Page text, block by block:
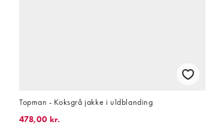
Topman - Koksgrå jakke i uldblanding
478,00 kr.